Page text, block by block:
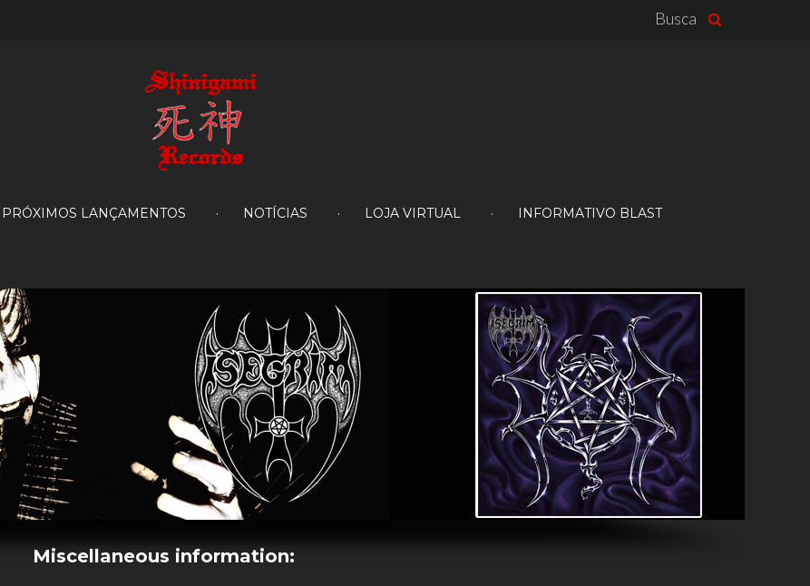
Busca
PRÓXIMOS LANÇAMENTOS NOTÍCIAS LOJA VIRTUAL INFORMATIVO BLAST
Miscellaneous information: